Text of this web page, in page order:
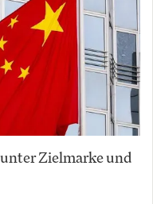
Zielmarke und